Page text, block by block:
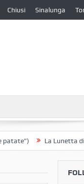
Chiusi Sinalunga
La Lunetta di Lorenzo